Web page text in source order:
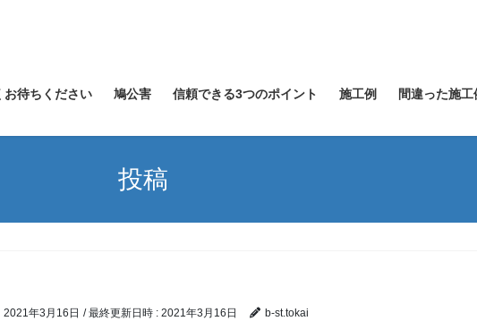
お待ちください 鳩公害 信頼できる3つのポイント 施工例 間違った施工
投稿
2021年3月16日 / 最終更新日時 : 2021年3月16日 b-st.tokai